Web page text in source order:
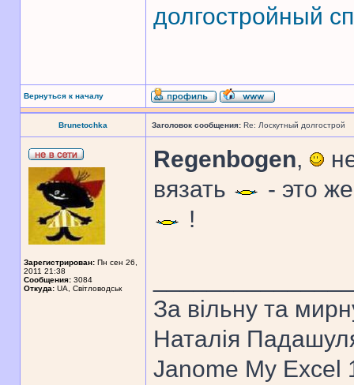
долгостройный
Вернуться к началу
Brunetochka Заголовок сообщения: Re: Лоскутный долгострой
Зарегистрирован: Пн сен 26,
2011 21:38
Сообщения: 3084
Откуда: UA, Свiтловодськ
Regenbogen,
вязать
- это
!
За вiльну та
Наталiя
Janome My Excel